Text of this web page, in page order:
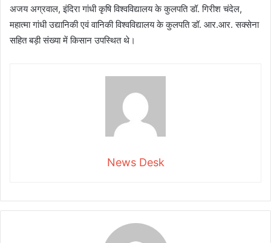
अजय अग्रवाल, इंदिरा गांधी कृषि विश्वविद्यालय के कुलपति डॉ. गिरीश चंदेल,
महात्मा गांधी उद्यानिकी एवं वानिकी विश्वविद्यालय के कुलपति डॉ. आर.आर. सक्सेना
सहित बड़ी संख्या में किसान उपस्थित थे।
News Desk